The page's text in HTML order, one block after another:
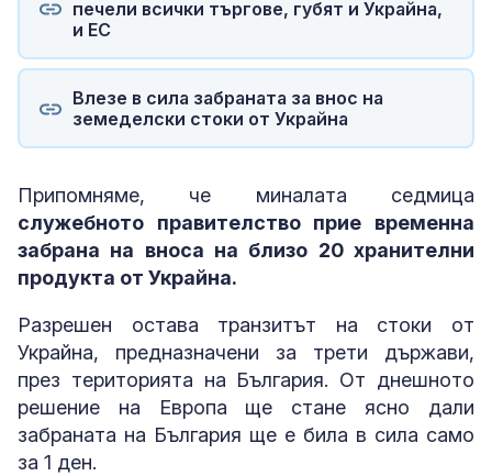
печели всички търгове, губят и Украйна,
и ЕС
Влезе в сила забраната за внос на
земеделски стоки от Украйна
Припомняме, че миналата седмица
служебното правителство прие временна
забрана на вноса на близо 20 хранителни
продукта от Украйна.
Разрешен остава транзитът на стоки от
Украйна, предназначени за трети държави,
през територията на България. От днешното
решение на Европа ще стане ясно дали
забраната на България ще е била в сила само
за 1 ден.